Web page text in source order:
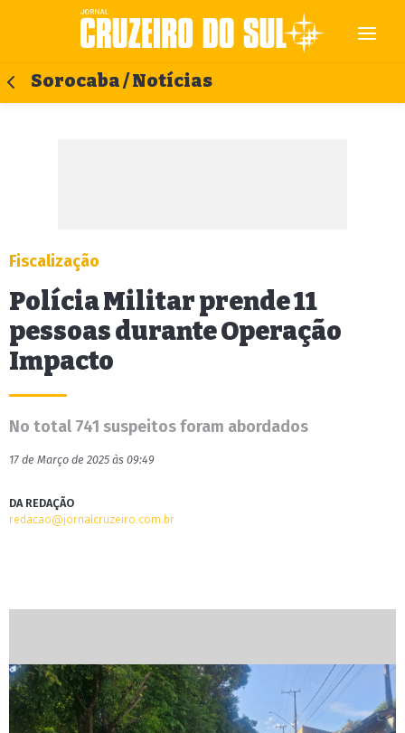
Sorocaba / Notícias
Fiscalização
Polícia Militar prende 11
pessoas durante Operação
Impacto
No total 741 suspeitos foram abordados
17 de Março de 2025 às 09:49
DA REDAÇÃO
redacao@jornalcruzeiro.com.br